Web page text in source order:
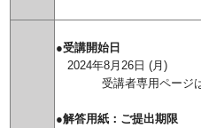
●受講開始日
2024年8月26日 (月)
受講者専用ページ
●解答用紙：ご提出期限